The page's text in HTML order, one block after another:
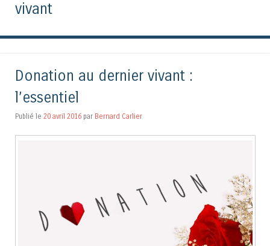
vivant
Donation au dernier vivant :
l’essentiel
Publié le 20 avril 2016 par Bernard Carlier